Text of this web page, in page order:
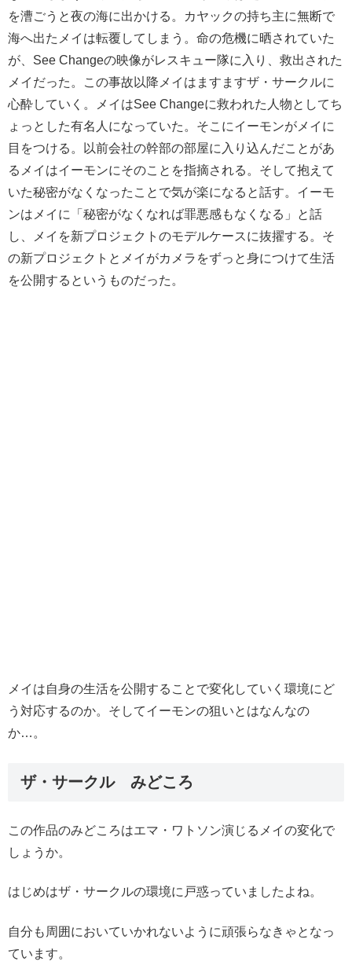
を漕ごうと夜の海に出かける。カヤックの持ち主に無断で
海へ出たメイは転覆してしまう。命の危機に晒されていた
が、See Changeの映像がレスキュー隊に入り、救出された
メイだった。この事故以降メイはますますザ・サークルに
心酔していく。メイはSee Changeに救われた人物としてち
ょっとした有名人になっていた。そこにイーモンがメイに
目をつける。以前会社の幹部の部屋に入り込んだことがあ
るメイはイーモンにそのことを指摘される。そして抱えて
いた秘密がなくなったことで気が楽になると話す。イーモ
ンはメイに「秘密がなくなれば罪悪感もなくなる」と話
し、メイを新プロジェクトのモデルケースに抜擢する。そ
の新プロジェクトとメイがカメラをずっと身につけて生活
を公開するというものだった。
メイは自身の生活を公開することで変化していく環境にど
う対応するのか。そしてイーモンの狙いとはなんなの
か…。
ザ・サークル みどころ
この作品のみどころはエマ・ワトソン演じるメイの変化で
しょうか。
はじめはザ・サークルの環境に戸惑っていましたよね。
自分も周囲においていかれないように頑張らなきゃとなっ
ています。